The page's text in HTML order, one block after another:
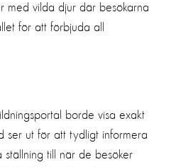
med vilda djur där besökarna
för att förbjuda all
borde visa exakt
ser ut för att tydligt informera
till när de besöker